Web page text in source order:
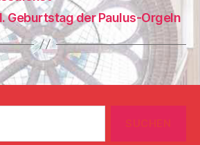
Geburtstag der Paulus-Orgeln